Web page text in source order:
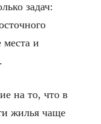
задач:
места и
на то, что в
жилья чаще